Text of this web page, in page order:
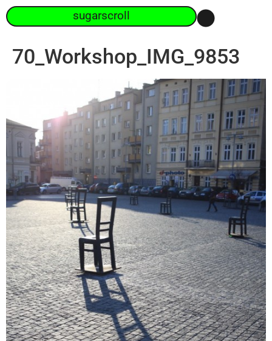
sugarscroll
70_Workshop_IMG_9853